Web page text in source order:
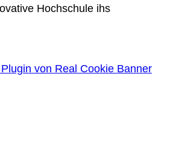
von Real Cookie Banner